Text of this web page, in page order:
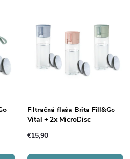
Filtračná fľaša Brita Fill&Go
Vital + 2x MicroDisc
€15,90